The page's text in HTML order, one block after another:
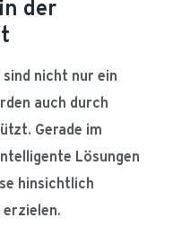
der
nicht nur ein
auch durch
Gerade im
Lösungen
hinsichtlich